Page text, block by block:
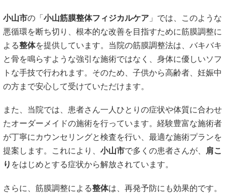
小山市の「 小山筋膜整体フィジカルケア 」では、このような
悪循環を断ち切り、根本的な改善を目指すために筋膜調整に
よる整体を提供しています。当院の筋膜調整法は、バキバキ
と骨を鳴らすような強引な施術ではなく、身体に優しいソフ
トな手技で行われます。そのため、子供から高齢者、妊娠中
の方まで安心して受けていただけます。
また、当院では、患者さん一人ひとりの症状や体質に合わせ
たオーダーメイドの施術を行っています。経験豊富な施術者
が丁寧にカウンセリングと検査を行い、最適な施術プランを
提案します。これにより、 小山市で多くの患者さんが、 肩こ
り をはじめとする症状から解放されています。
さらに、筋膜調整による整体は、再発予防にも効果的です。